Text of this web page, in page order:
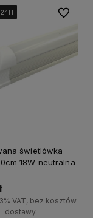
świetlówka
18W neutralna
VAT, bez kosztów
dostawy
Do